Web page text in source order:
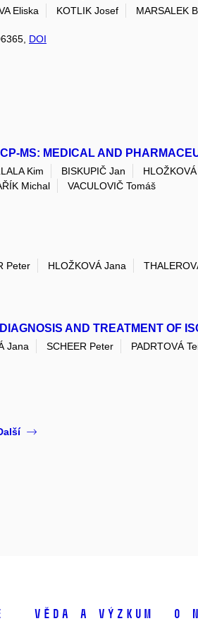
Eliska KOTLIK Josef MARSALEK
DOI
MS: MEDICAL AND
Kim BISKUPIČ Jan
Michal
VACULOVIČ Tomáš
Peter HLOŽKOVÁ Jana
AND TREATMENT OF
Jana SCHEER Peter PADRTOVÁ
Věda a výzkum O